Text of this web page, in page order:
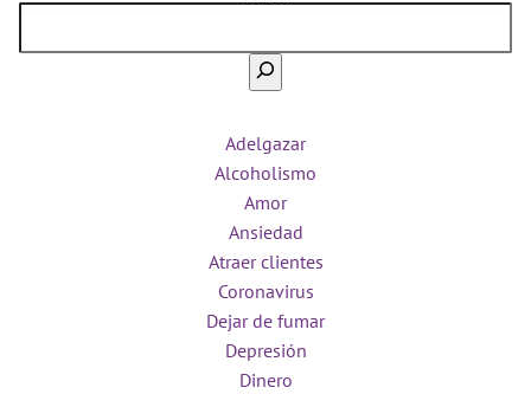
Adelgazar
Alcoholismo
Amor
Ansiedad
Atraer clientes
Coronavirus
Dejar de fumar
Depresión
Dinero